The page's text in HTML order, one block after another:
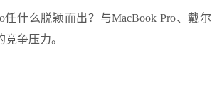
什么脱颖而出？与MacBook Pro、戴尔
争压力。